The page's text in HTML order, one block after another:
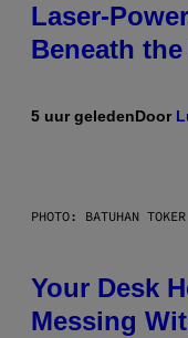
Laser-
Beneath
5 uur geledenDoor
PHOTO: BATUHAN
Your Desk
Messing